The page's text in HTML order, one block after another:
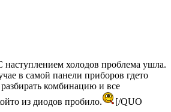
холодов проблема ушла.
в самой панели приборов гдето
комбинацию и все
из диодов пробило.
[/QUO